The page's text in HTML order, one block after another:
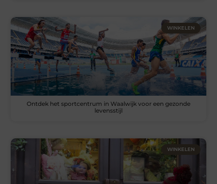
WINKELEN
Ontdek het sportcentrum in Waalwijk voor een gezonde
levensstijl
WINKELEN